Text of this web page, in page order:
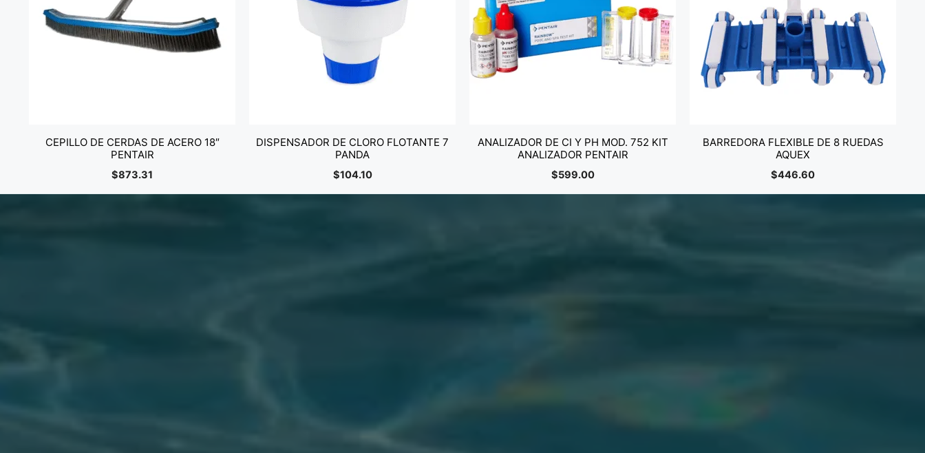
CEPILLO DE CERDAS DE ACERO 18″
PENTAIR
$873.31
DISPENSADOR DE CLORO FLOTANTE 7
PANDA
$104.10
ANALIZADOR DE CI Y PH MOD. 752 KIT
ANALIZADOR PENTAIR
$599.00
BARREDORA FLEXIBLE DE 8 RUEDAS
AQUEX
$446.60